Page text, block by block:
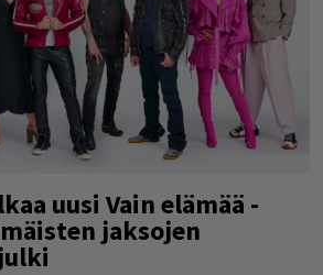
uusi Vain elämää -
jaksojen